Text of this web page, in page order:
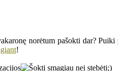
norėtum pašokti dar?
!